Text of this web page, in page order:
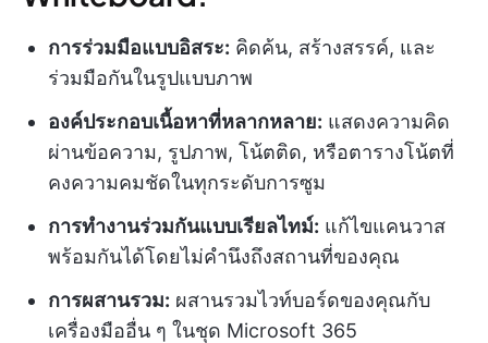
การร่วมมือแบบอิสระ: คิดค้น, สร้างสรรค์, และ
ร่วมมือกันในรูปแบบภาพ
องค์ประกอบเนื้อหาที่หลากหลาย: แสดงความคิด
ผ่านข้อความ, รูปภาพ, โน้ตติด, หรือตารางโน้ตที่
คงความคมชัดในทุกระดับการซูม
การทำงานร่วมกันแบบเรียลไทม์: แก้ไขแคนวาส
พร้อมกันได้โดยไม่คำนึงถึงสถานที่ของคุณ
การผสานรวม: ผสานรวมไวท์บอร์ดของคุณกับ
เครื่องมืออื่น ๆ ในชุด Microsoft 365